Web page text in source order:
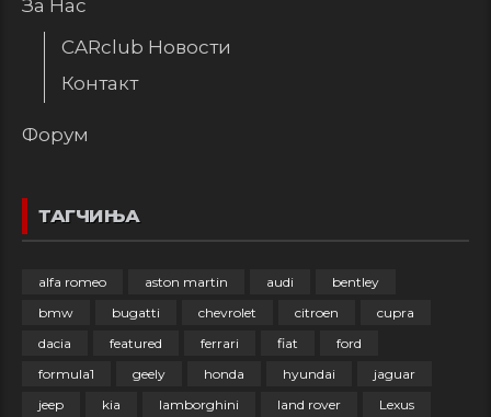
За Нас
CARclub Новости
Контакт
Форум
ТАГЧИЊА
alfa romeo aston martin audi
bentley
bmw
bugatti chevrolet citroen
cupra
dacia
featured ferrari fiat
ford
formula1
geely honda hyundai
jaguar
jeep
kia lamborghini land rover Lexus